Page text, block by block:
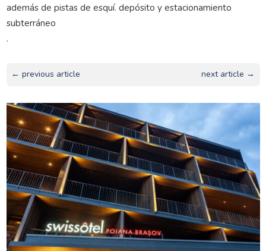
además de pistas de esquí. depósito y estacionamiento
subterráneo
.
← previous article next article →